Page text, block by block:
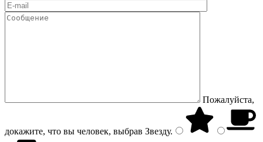
Пожалуйста,
докажите, что вы человек, выбрав Звезду.